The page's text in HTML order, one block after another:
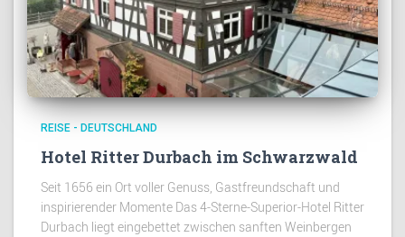
REISE - DEUTSCHLAND
Hotel Ritter Durbach im Schwarzwald
Seit 1656 ein Ort voller Genuss, Gastfreundschaft und
inspirierender Momente Das 4-Sterne-Superior-Hotel Ritter
Durbach liegt eingebettet zwischen sanften Weinbergen